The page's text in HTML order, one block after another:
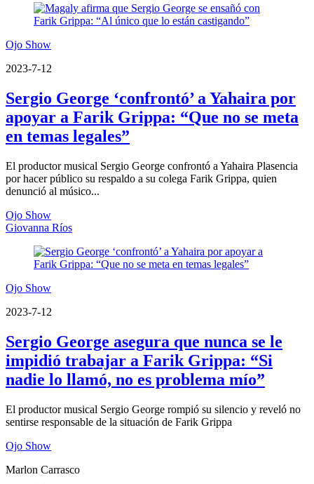
Ojo Show
2023-7-12
Sergio George ‘confrontó’ a Yahaira por
apoyar a Farik Grippa: “Que no se meta
en temas legales”
El productor musical Sergio George confrontó a Yahaira Plasencia
por hacer público su respaldo a su colega Farik Grippa, quien
denunció al músico...
Ojo Show
Giovanna Ríos
Ojo Show
2023-7-12
Sergio George asegura que nunca se le
impidió trabajar a Farik Grippa: “Si
nadie lo llamó, no es problema mío”
El productor musical Sergio George rompió su silencio y reveló no
sentirse responsable de la situación de Farik Grippa
Ojo Show
Marlon Carrasco